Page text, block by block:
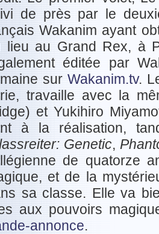
de près par le
Wakanim ayant
lieu au Grand Rex, à
éditée par
sur Wakanim.tv.
travaille avec la
et Yukihiro
à la réalisation,
Genetic,
de quatorze
et de la
sa classe. Elle va
aux pouvoirs
annonce.